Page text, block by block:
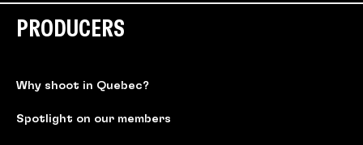
PRODUCERS
Why shoot in Quebec?
Spotlight on our members